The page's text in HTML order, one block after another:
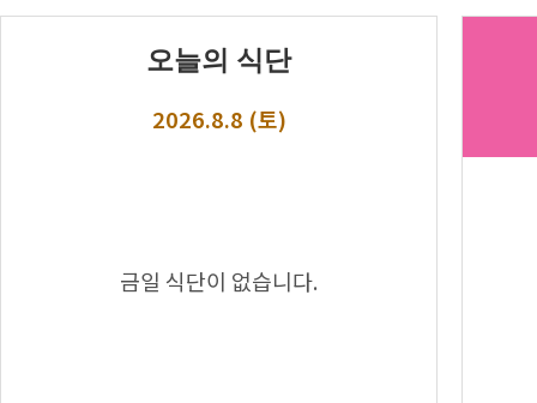
오늘의 식단
2026.8.8 (토)
금일 식단이 없습니다.